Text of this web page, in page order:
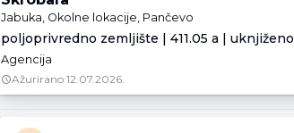
Jabuka, Okolne lokacije, Pančevo
poljoprivredno zemljište | 411.05 a | uknjiženo
Agencija
Ažurirano 12.07.2026.